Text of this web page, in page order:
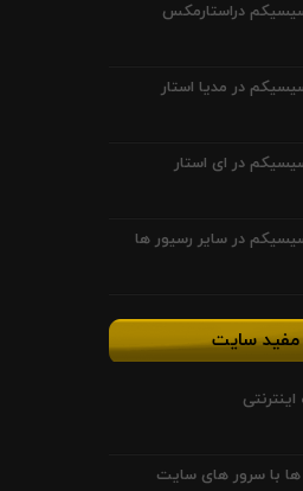
دراستارمکس
در مدیا استار
در ای استار
در سایر رسیور ها
سایت
با سرور های سایت